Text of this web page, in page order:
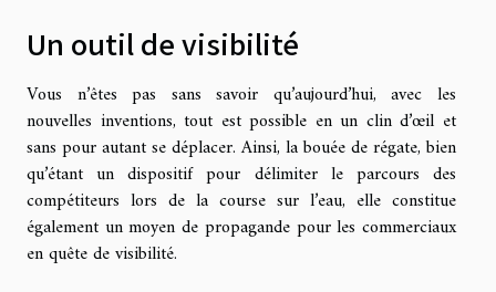
Un outil de visibilité
Vous n’êtes pas sans savoir qu’aujourd’hui, avec les
nouvelles inventions, tout est possible en un clin d’œil et
sans pour autant se déplacer. Ainsi, la bouée de régate, bien
qu’étant un dispositif pour délimiter le parcours des
compétiteurs lors de la course sur l’eau, elle constitue
également un moyen de propagande pour les commerciaux
en quête de visibilité.